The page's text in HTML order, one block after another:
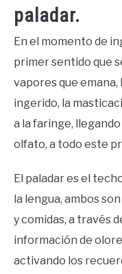
paladar.
En el momento de
primer sentido que
vapores que
ingerido, la
a la faringe,
olfato, a todo este
El paladar es el
la lengua, ambos
y comidas, a través
información de
activando los